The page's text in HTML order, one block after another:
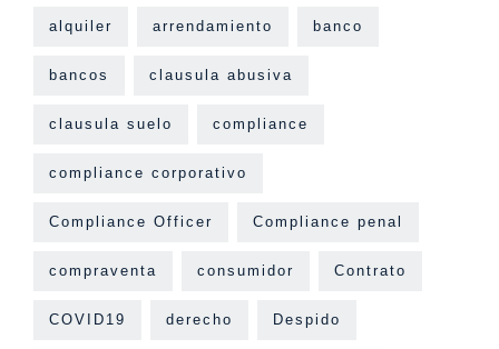
alquiler arrendamiento banco
bancos clausula abusiva
clausula suelo compliance
compliance corporativo
Compliance Officer Compliance penal
compraventa consumidor Contrato
COVID19 derecho Despido